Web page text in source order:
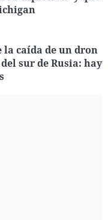
la caída de un dron
sur de Rusia: hay